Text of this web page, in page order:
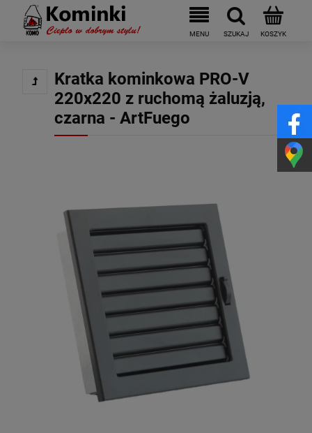
Kratka kominkowa PRO-V
220x220 z ruchomą żaluzją,
czarna - ArtFuego